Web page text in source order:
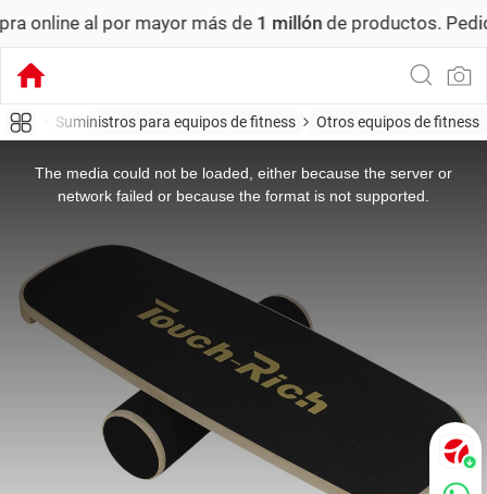
al por mayor más de 1 millón de productos. Pedido
libre Suministros para equipos de fitness Otros equipos de fitness
The media could not be loaded, either because the server or
network failed or because the format is not supported.